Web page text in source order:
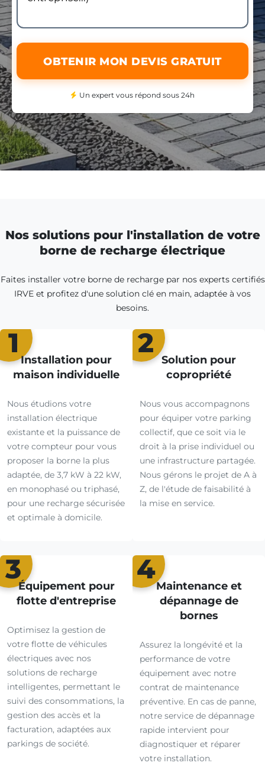
OBTENIR MON DEVIS GRATUIT
Un expert vous répond sous 24h
Nos solutions pour l'installation de votre
borne de recharge électrique
Faites installer votre borne de recharge par nos experts certifiés
IRVE et profitez d'une solution clé en main, adaptée à vos
besoins.
1
Installation pour
maison individuelle
Nous étudions votre
installation électrique
existante et la puissance de
votre compteur pour vous
proposer la borne la plus
adaptée, de 3,7 kW à 22 kW,
en monophasé ou triphasé,
pour une recharge sécurisée
et optimale à domicile.
2
Solution pour
copropriété
Nous vous accompagnons
pour équiper votre parking
collectif, que ce soit via le
droit à la prise individuel ou
une infrastructure partagée.
Nous gérons le projet de A à
Z, de l'étude de faisabilité à
la mise en service.
3
Équipement pour
flotte d'entreprise
Optimisez la gestion de
votre flotte de véhicules
électriques avec nos
solutions de recharge
intelligentes, permettant le
suivi des consommations, la
gestion des accès et la
facturation, adaptées aux
parkings de société.
4
Maintenance et
dépannage de
bornes
Assurez la longévité et la
performance de votre
équipement avec notre
contrat de maintenance
préventive. En cas de panne,
notre service de dépannage
rapide intervient pour
diagnostiquer et réparer
votre installation.